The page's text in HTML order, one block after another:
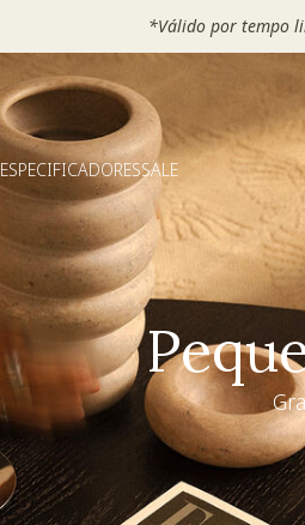
*Válido por tempo
ESPECIFICADORESSALE